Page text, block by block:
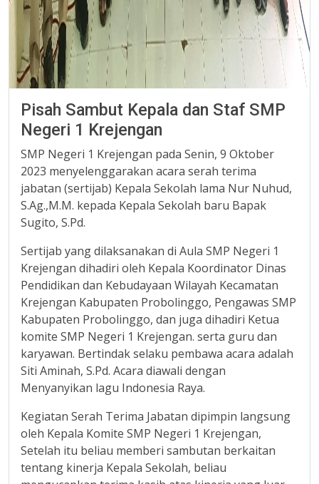
Pisah Sambut Kepala dan Staf SMP
Negeri 1 Krejengan
SMP Negeri 1 Krejengan pada Senin, 9 Oktober
2023 menyelenggarakan acara serah terima
jabatan (sertijab) Kepala Sekolah lama Nur Nuhud,
S.Ag.,M.M. kepada Kepala Sekolah baru Bapak
Sugito, S.Pd.
Sertijab yang dilaksanakan di Aula SMP Negeri 1
Krejengan dihadiri oleh Kepala Koordinator Dinas
Pendidikan dan Kebudayaan Wilayah Kecamatan
Krejengan Kabupaten Probolinggo, Pengawas SMP
Kabupaten Probolinggo, dan juga dihadiri Ketua
komite SMP Negeri 1 Krejengan. serta guru dan
karyawan. Bertindak selaku pembawa acara adalah
Siti Aminah, S.Pd. Acara diawali dengan
Menyanyikan lagu Indonesia Raya.
Kegiatan Serah Terima Jabatan dipimpin langsung
oleh Kepala Komite SMP Negeri 1 Krejengan,
Setelah itu beliau memberi sambutan berkaitan
tentang kinerja Kepala Sekolah, beliau